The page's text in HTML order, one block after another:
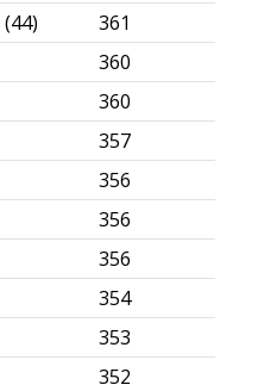
(44)
361
360
360
357
356
356
356
354
353
352